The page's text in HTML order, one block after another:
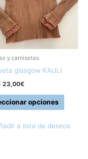
y camisetas
glasgow KAULI
23,00€
opciones
la
a lista de deseos